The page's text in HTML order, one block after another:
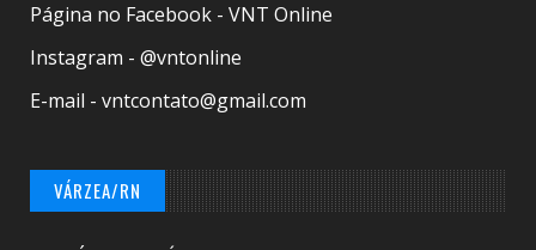
Página no Facebook - VNT Online
Instagram - @vntonline
E-mail - vntcontato@gmail.com
VÁRZEA/RN